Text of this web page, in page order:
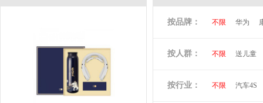
按品牌： 不限 华为
尚膳厨 墨森
按人群： 不限 送儿童
按行业： 不限 汽车4S